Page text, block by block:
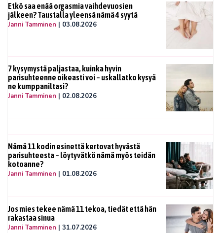
Etkö saa enää orgasmia vaihdevuosien
jälkeen? Taustalla yleensä nämä 4 syytä
Janni Tamminen | 03.08.2026
7 kysymystä paljastaa, kuinka hyvin
parisuhteenne oikeasti voi – uskallatko kysyä
ne kumppaniltasi?
Janni Tamminen | 02.08.2026
Nämä 11 kodin esinettä kertovat hyvästä
parisuhteesta – löytyvätkö nämä myös teidän
kotoanne?
Janni Tamminen | 01.08.2026
Jos mies tekee nämä 11 tekoa, tiedät että hän
rakastaa sinua
Janni Tamminen | 31.07.2026